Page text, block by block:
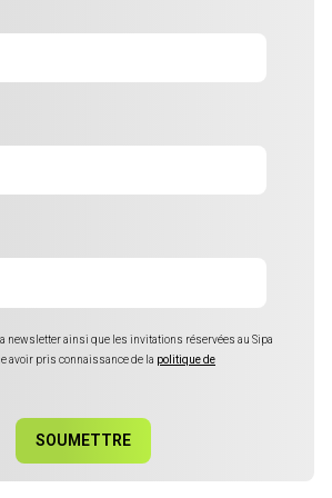
newsletter ainsi que les invitations réservées au Sipa
avoir pris connaissance de la politique de